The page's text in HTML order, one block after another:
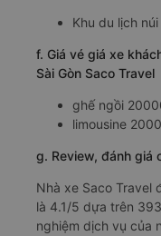
Khu du lịch
f. Giá vé giá xe
Sài Gòn Saco Travel
ghế ngồi
limousine
g. Review, đánh giá
Nhà xe Saco Travel
là 4.1/5 dựa trên
nghiệm dịch vụ của